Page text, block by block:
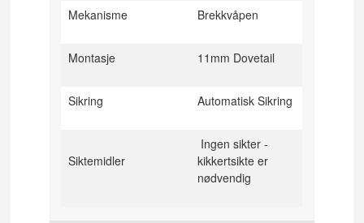
Mekanisme Brekkvåpen
Montasje 11mm Dovetail
Sikring Automatisk Sikring
Siktemidler
Ingen sikter -
kikkertsikte er
nødvendig